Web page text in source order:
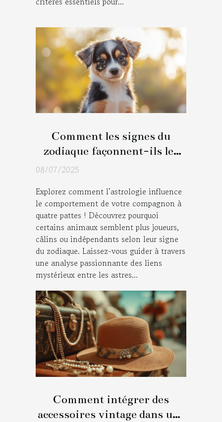
Comment les signes du
zodiaque façonnent-ils les
traits de votre animal ?
08/07/2025
Explorez comment l’astrologie influence
le comportement de votre compagnon à
quatre pattes ! Découvrez pourquoi
certains animaux semblent plus joueurs,
câlins ou indépendants selon leur signe
du zodiaque. Laissez-vous guider à travers
une analyse passionnante des liens
mystérieux entre les astres...
Comment intégrer des
accessoires vintage dans une